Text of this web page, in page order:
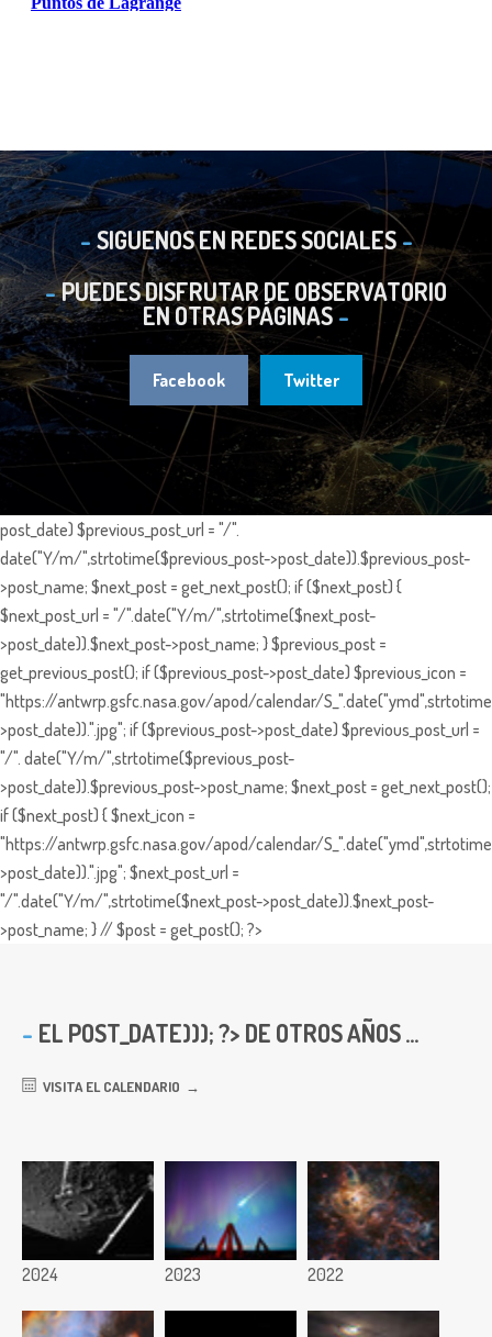
SIGUENOS EN REDES SOCIALES
PUEDES DISFRUTAR DE OBSERVATORIO
EN OTRAS PÁGINAS
Facebook Twitter
post_date) $previous_post_url = "/".
date("Y/m/",strtotime($previous_post->post_date)).$previous_post-
>post_name; $next_post = get_next_post(); if ($next_post) {
$next_post_url = "/".date("Y/m/",strtotime($next_post-
>post_date)).$next_post->post_name; } $previous_post =
get_previous_post(); if ($previous_post->post_date) $previous_icon =
"https://antwrp.gsfc.nasa.gov/apod/calendar/
>post_date)).".jpg"; if ($previous_post->post_date) $previous_post_url =
"/". date("Y/m/",strtotime($previous_post-
>post_date)).$previous_post->post_name; $next_post = get_next_post();
if ($next_post) { $next_icon =
"https://antwrp.gsfc.nasa.gov/apod/calendar/
>post_date)).".jpg"; $next_post_url =
"/".date("Y/m/",strtotime($next_post->post_date)).$next_post-
>post_name; } // $post = get_post(); ?>
EL POST_DATE))); ?> DE OTROS AÑOS ...
VISITA EL CALENDARIO
2024 2023 2022